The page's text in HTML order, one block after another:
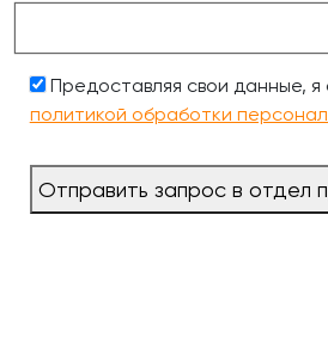
Предоставляя свои данные,
политикой обработки
Отправить запрос в отдел